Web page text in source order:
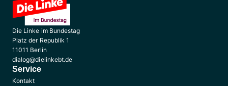
Die Linke im Bundestag
Platz der Republik 1
11011 Berlin
dialog@dielinkebt.de
Service
Kontakt